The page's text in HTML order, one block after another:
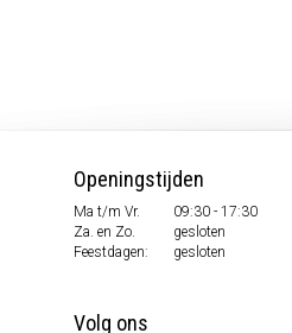
Openingstijden
Ma t/m Vr.
09:30 - 17:30
Za. en Zo.
gesloten
Feestdagen:
gesloten
Volg ons